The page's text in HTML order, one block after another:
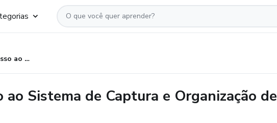
FluxoNF – Acesso ao Sistema de Captura e Organização de NFs-e
ao Sistema de Captura e Organização de